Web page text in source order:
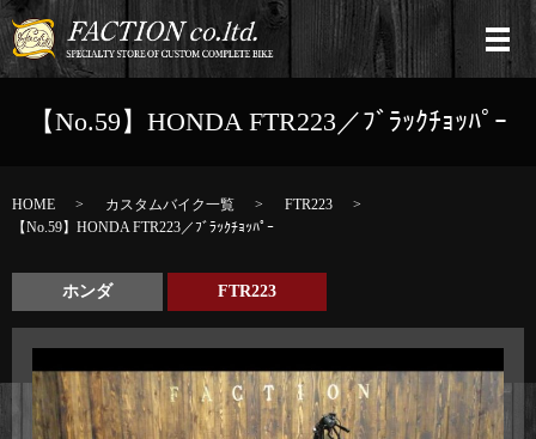
【No.59】HONDA FTR223／ﾌﾞﾗｯｸﾁｮｯﾊﾟｰ
HOME カスタムバイク一覧
FTR223
【No.59】HONDA FTR223／ﾌﾞﾗｯｸﾁｮｯﾊﾟｰ
ホンダ FTR223